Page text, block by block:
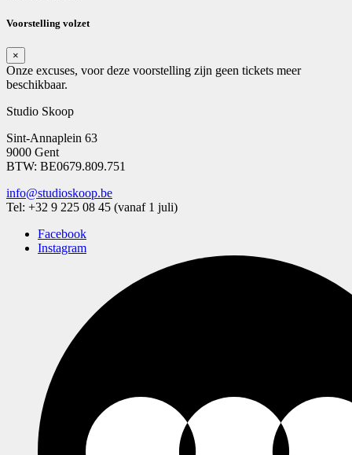
Voorstelling volzet
×
Onze excuses, voor deze voorstelling zijn geen tickets meer
beschikbaar.
Studio Skoop
Sint-Annaplein 63
9000 Gent
BTW: BE0679.809.751
info@studioskoop.be
Tel: +32 9 225 08 45 (vanaf 1 juli)
Facebook
Instagram